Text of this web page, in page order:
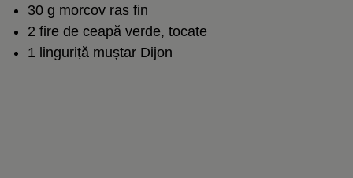
30 g morcov ras fin
2 fire de ceapă verde, tocate
1 linguriță muștar Dijon